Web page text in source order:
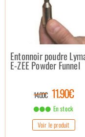
Entonnoir poudre
E-ZEE Powder Funnel
14.00€ 11.90€
En stock
Voir le produit